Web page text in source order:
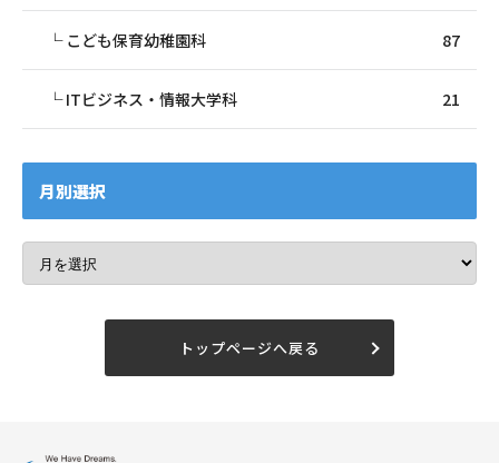
こども保育幼稚園科 87
ITビジネス・情報大学科 21
月別選択
トップページへ戻る